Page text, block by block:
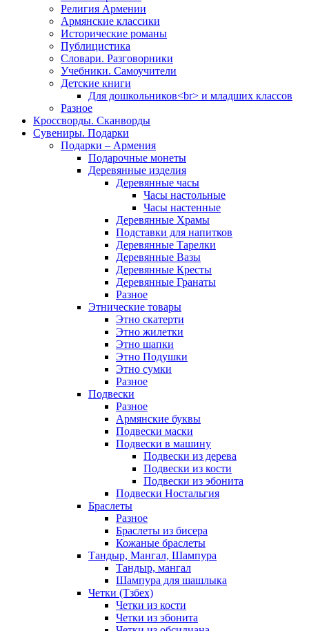
Религия Армении
Армянские классики
Исторические романы
Публицистика
Словари. Разговорники
Учебники. Самоучители
Детские книги
Для дошкольников<br> и младших классов
Разное
Кроссворды. Сканворды
Сувениры. Подарки
Подарки – Армения
Подарочные монеты
Деревянные изделия
Деревянные часы
Часы настольные
Часы настенные
Деревянные Храмы
Подставки для напитков
Деревянные Тарелки
Деревянные Вазы
Деревянные Кресты
Деревянные Гранаты
Разное
Этнические товары
Этно скатерти
Этно жилетки
Этно шапки
Этно Подушки
Этно сумки
Разное
Подвески
Разное
Армянские буквы
Подвески маски
Подвески в машину
Подвески из дерева
Подвески из кости
Подвески из эбонита
Подвески Ностальгия
Браслеты
Разное
Браслеты из бисера
Кожаные браслеты
Тандыр, Мангал, Шампура
Тандыр, мангал
Шампура для шашлыка
Четки (Тзбех)
Четки из кости
Четки из эбонита